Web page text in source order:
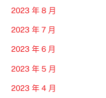
2023 年 8 月
2023 年 7 月
2023 年 6 月
2023 年 5 月
2023 年 4 月